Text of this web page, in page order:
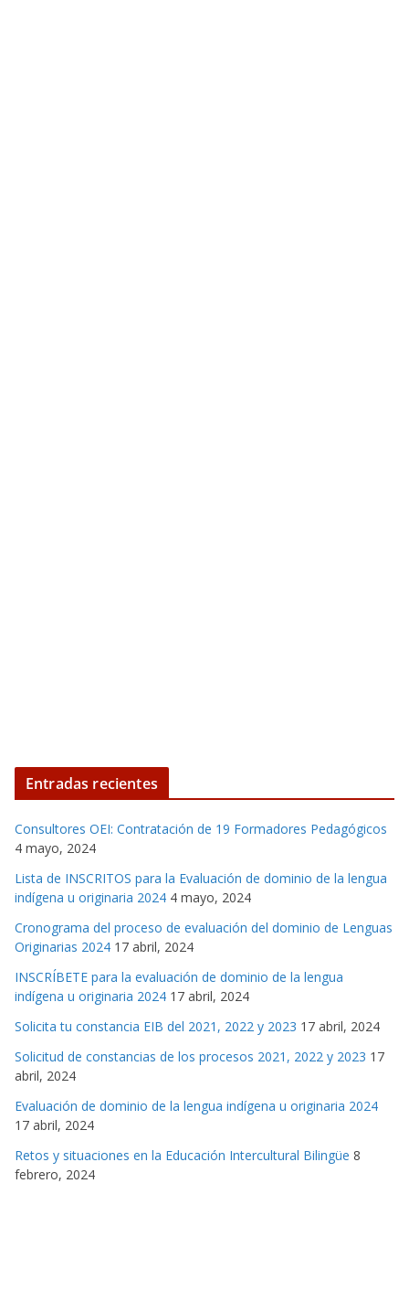
Entradas recientes
Consultores OEI: Contratación de 19 Formadores Pedagógicos
4 mayo, 2024
Lista de INSCRITOS para la Evaluación de dominio de la lengua
indígena u originaria 2024 4 mayo, 2024
Cronograma del proceso de evaluación del dominio de Lenguas
Originarias 2024 17 abril, 2024
INSCRÍBETE para la evaluación de dominio de la lengua
indígena u originaria 2024 17 abril, 2024
Solicita tu constancia EIB del 2021, 2022 y 2023 17 abril, 2024
Solicitud de constancias de los procesos 2021, 2022 y 2023 17
abril, 2024
Evaluación de dominio de la lengua indígena u originaria 2024
17 abril, 2024
Retos y situaciones en la Educación Intercultural Bilingüe 8
febrero, 2024